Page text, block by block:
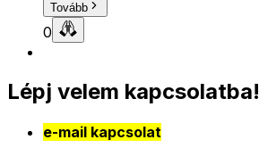
Tovább
0
Lépj velem kapcsolatba!
e-mail kapcsolat